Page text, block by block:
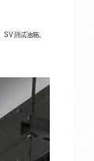
SV测试油箱、